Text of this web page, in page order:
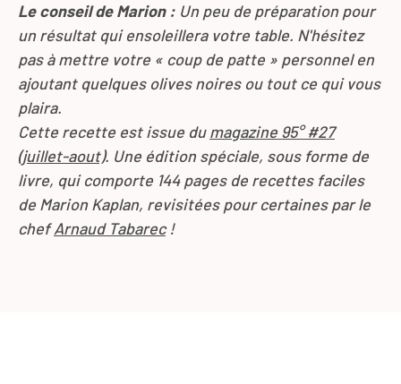
Le conseil de Marion : Un peu de préparation pour
un résultat qui ensoleillera votre table. N'hésitez
pas à mettre votre « coup de patte » personnel en
ajoutant quelques olives noires ou tout ce qui vous
plaira.
Cette recette est issue dumagazine 95° #27
(juillet-aout). Une édition spéciale, sous forme de
livre, qui comporte 144 pages de recettes faciles
de Marion Kaplan, revisitées pour certaines par le
chefArnaud Tabarec!